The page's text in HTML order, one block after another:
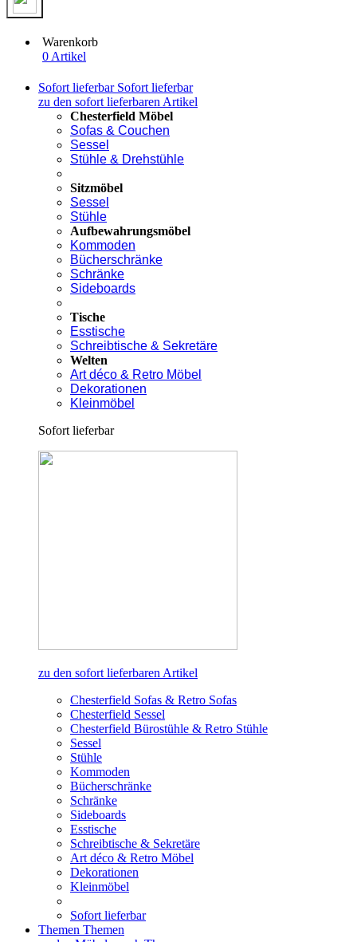
Warenkorb
0 Artikel
Sofort lieferbar Sofort lieferbar
zu den sofort lieferbaren Artikel
Chesterfield Möbel
Sofas & Couchen
Sessel
Stühle & Drehstühle
Sitzmöbel
Sessel
Stühle
Aufbewahrungsmöbel
Kommoden
Bücherschränke
Schränke
Sideboards
Tische
Esstische
Schreibtische & Sekretäre
Welten
Art déco & Retro Möbel
Dekorationen
Kleinmöbel
Sofort lieferbar
zu den sofort lieferbaren Artikel
Chesterfield Sofas & Retro Sofas
Chesterfield Sessel
Chesterfield Bürostühle & Retro Stühle
Sessel
Stühle
Kommoden
Bücherschränke
Schränke
Sideboards
Esstische
Schreibtische & Sekretäre
Art déco & Retro Möbel
Dekorationen
Kleinmöbel
Sofort lieferbar
Themen Themen